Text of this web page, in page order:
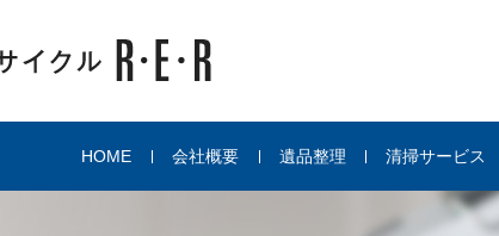
HOME 会社概要 遺品整理 清掃サービス